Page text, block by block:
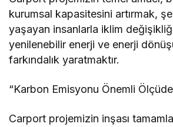
kurumsal kapasitesini artırmak,
yaşayan insanlarla iklim
yenilenebilir enerji ve enerji
farkındalık yaratmaktır.
“Karbon Emisyonu Önemli
Carport projemizin inşası